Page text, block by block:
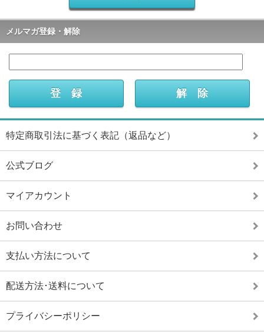
メルマガ登録・解除
特定商取引法に基づく表記（返品など）
公式ブログ
マイアカウント
お問い合わせ
支払い方法について
配送方法･送料について
プライバシーポリシー